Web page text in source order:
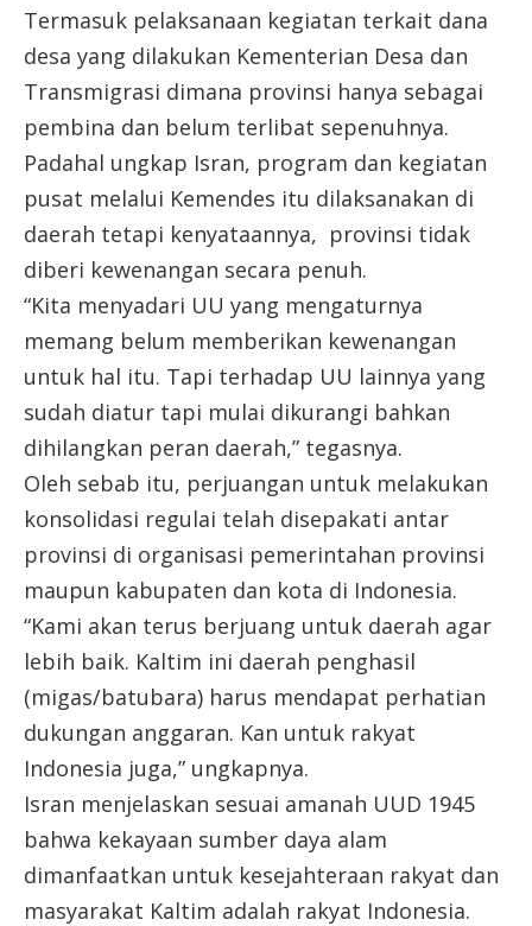
Termasuk pelaksanaan kegiatan terkait dana
desa yang dilakukan Kementerian Desa dan
Transmigrasi dimana provinsi hanya sebagai
pembina dan belum terlibat sepenuhnya.
Padahal ungkap Isran, program dan kegiatan
pusat melalui Kemendes itu dilaksanakan di
daerah tetapi kenyataannya, provinsi tidak
diberi kewenangan secara penuh.
“Kita menyadari UU yang mengaturnya
memang belum memberikan kewenangan
untuk hal itu. Tapi terhadap UU lainnya yang
sudah diatur tapi mulai dikurangi bahkan
dihilangkan peran daerah,” tegasnya.
Oleh sebab itu, perjuangan untuk melakukan
konsolidasi regulai telah disepakati antar
provinsi di organisasi pemerintahan provinsi
maupun kabupaten dan kota di Indonesia.
“Kami akan terus berjuang untuk daerah agar
lebih baik. Kaltim ini daerah penghasil
(migas/batubara) harus mendapat perhatian
dukungan anggaran. Kan untuk rakyat
Indonesia juga,” ungkapnya.
Isran menjelaskan sesuai amanah UUD 1945
bahwa kekayaan sumber daya alam
dimanfaatkan untuk kesejahteraan rakyat dan
masyarakat Kaltim adalah rakyat Indonesia.